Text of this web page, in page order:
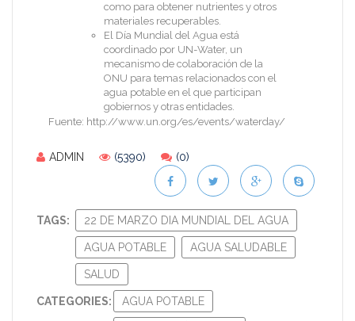
como para obtener nutrientes y otros
materiales recuperables.
El Día Mundial del Agua está
coordinado por UN-Water, un
mecanismo de colaboración de la
ONU para temas relacionados con el
agua potable en el que participan
gobiernos y otras entidades.
Fuente: http://www.un.org/es/events/waterday/
ADMIN (5390) (0)
TAGS: 22 DE MARZO DIA MUNDIAL DEL AGUA
AGUA POTABLE AGUA SALUDABLE
SALUD
CATEGORIES: AGUA POTABLE